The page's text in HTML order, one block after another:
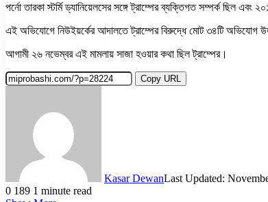
পর্নো তারকা স্টর্মি ড্যানিয়েলসের সঙ্গে ট্রাম্পের ব্যক্তিগত সম্পর্ক ছিল এবং
এই অভিযোগে নিউইয়র্কের আদালতে ট্রাম্পের বিরুদ্ধে মোট ৩৪টি
আগামী ২৬ নভেম্বর এই মামলায় সাজা হওয়ার কথা ছিল ট্রাম্পের।
Copy URL
Kasar DewanLast Updated:
0 189 1 minute read